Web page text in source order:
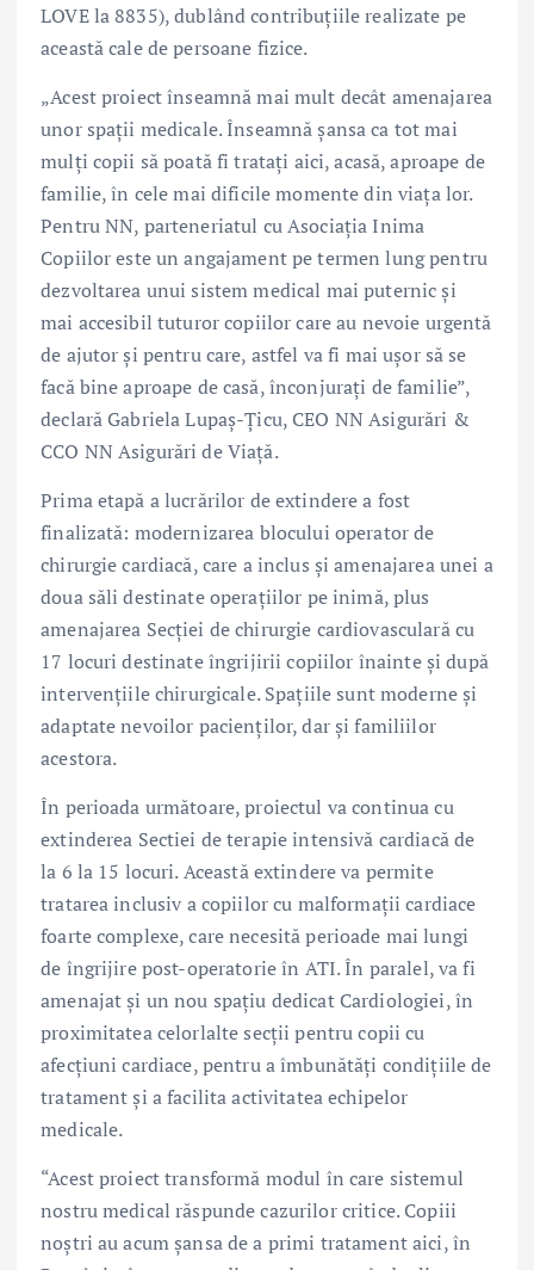
LOVE la 8835), dublând contribuțiile realizate pe
această cale de persoane fizice.
„Acest proiect înseamnă mai mult decât amenajarea
unor spații medicale. Înseamnă șansa ca tot mai
mulți copii să poată fi tratați aici, acasă, aproape de
familie, în cele mai dificile momente din viața lor.
Pentru NN, parteneriatul cu Asociația Inima
Copiilor este un angajament pe termen lung pentru
dezvoltarea unui sistem medical mai puternic și
mai accesibil tuturor copiilor care au nevoie urgentă
de ajutor și pentru care, astfel va fi mai ușor să se
facă bine aproape de casă, înconjurați de familie”,
declară Gabriela Lupaș-Țicu, CEO NN Asigurări &
CCO NN Asigurări de Viață.
Prima etapă a lucrărilor de extindere a fost
finalizată: modernizarea blocului operator de
chirurgie cardiacă, care a inclus și amenajarea unei a
doua săli destinate operațiilor pe inimă, plus
amenajarea Secției de chirurgie cardiovasculară cu
17 locuri destinate îngrijirii copiilor înainte și după
intervențiile chirurgicale. Spațiile sunt moderne și
adaptate nevoilor pacienților, dar și familiilor
acestora.
În perioada următoare, proiectul va continua cu
extinderea Sectiei de terapie intensivă cardiacă de
la 6 la 15 locuri. Această extindere va permite
tratarea inclusiv a copiilor cu malformații cardiace
foarte complexe, care necesită perioade mai lungi
de îngrijire post-operatorie în ATI. În paralel, va fi
amenajat și un nou spațiu dedicat Cardiologiei, în
proximitatea celorlalte secții pentru copii cu
afecțiuni cardiace, pentru a îmbunătăți condițiile de
tratament și a facilita activitatea echipelor
medicale.
“Acest proiect transformă modul în care sistemul
nostru medical răspunde cazurilor critice. Copiii
noștri au acum șansa de a primi tratament aici, în